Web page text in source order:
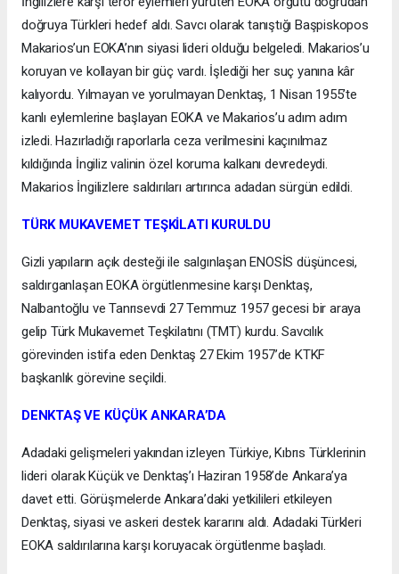
doğruya Türkleri hedef aldı. Savcı olarak tanıştığı Başpiskopos
Makarios’un EOKA’nın siyasi lideri olduğu belgeledi. Makarios’u
koruyan ve kollayan bir güç vardı. İşlediği her suç yanına kâr
kalıyordu. Yılmayan ve yorulmayan Denktaş, 1 Nisan 1955’te
kanlı eylemlerine başlayan EOKA ve Makarios’u adım adım
izledi. Hazırladığı raporlarla ceza verilmesini kaçınılmaz
kıldığında İngiliz valinin özel koruma kalkanı devredeydi.
Makarios İngilizlere saldırıları artırınca adadan sürgün edildi.
TÜRK MUKAVEMET TEŞKİLATI KURULDU
Gizli yapıların açık desteği ile salgınlaşan ENOSİS düşüncesi,
saldırganlaşan EOKA örgütlenmesine karşı Denktaş,
Nalbantoğlu ve Tanrısevdi 27 Temmuz 1957 gecesi bir araya
gelip Türk Mukavemet Teşkilatını (TMT) kurdu. Savcılık
görevinden istifa eden Denktaş 27 Ekim 1957’de KTKF
başkanlık görevine seçildi.
DENKTAŞ VE KÜÇÜK ANKARA’DA
Adadaki gelişmeleri yakından izleyen Türkiye, Kıbrıs Türklerinin
lideri olarak Küçük ve Denktaş’ı Haziran 1958’de Ankara’ya
davet etti. Görüşmelerde Ankara’daki yetkilileri etkileyen
Denktaş, siyasi ve askeri destek kararını aldı. Adadaki Türkleri
EOKA saldırılarına karşı koruyacak örgütlenme başladı.